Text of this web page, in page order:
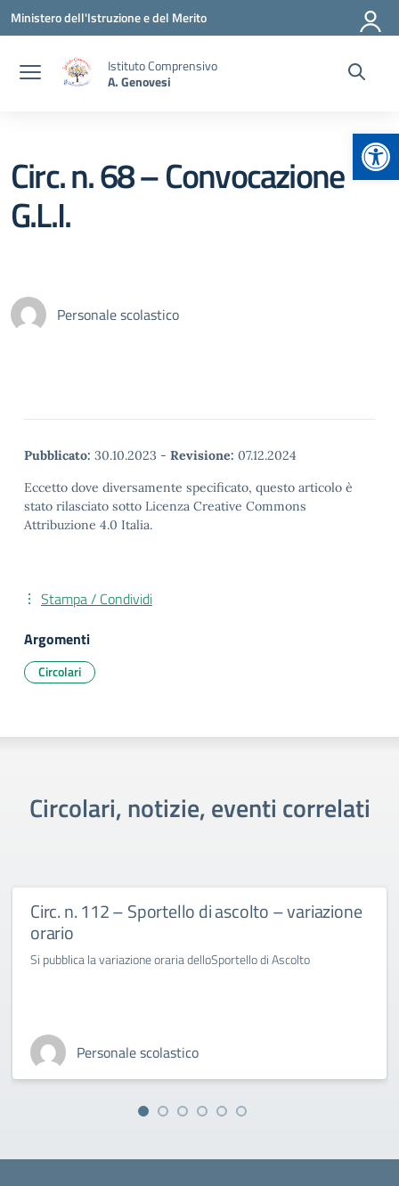
Vai ai contenuti
Vai al menu di navigazione
Vai al footer
Ministero dell'Istruzione e del Merito
Istituto Comprensivo
A. Genovesi
Circ. n. 68 – Convocazione
G.L.I.
Personale scolastico
Pubblicato: 30.10.2023 - Revisione: 07.12.2024
Eccetto dove diversamente specificato, questo articolo è
stato rilasciato sotto Licenza Creative Commons
Attribuzione 4.0 Italia.
Stampa / Condividi
Argomenti
Circolari
Circolari, notizie, eventi correlati
Circ. n. 112 – Sportello di ascolto – variazione
orario
Si pubblica la variazione oraria delloSportello di Ascolto
Personale scolastico